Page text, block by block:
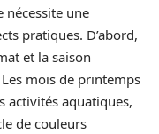
nécessite une
pratiques. D’abord,
et la saison
mois de printemps
activités aquatiques,
de couleurs